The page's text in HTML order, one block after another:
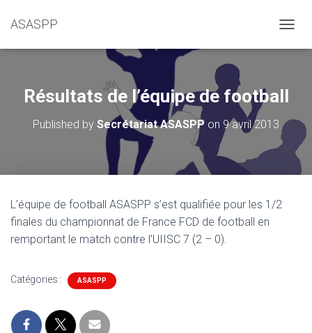
ASASPP
Résultats de l’équipe de football
Published by Secrétariat ASASPP on 9 avril 2013
L’équipe de football ASASPP s’est qualifiée pour les 1/2
finales du championnat de France FCD de football en
remportant le match contre l’UIISC 7 (2 – 0).
Catégories : ASASPP